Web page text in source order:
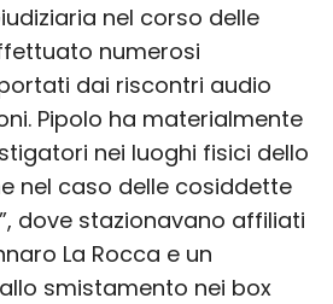
nel corso delle
numerosi
dai riscontri audio
Pipolo ha materialmente
nei luoghi fisici dello
nel caso delle cosiddette
dove stazionavano affiliati
La Rocca e un
smistamento nei box